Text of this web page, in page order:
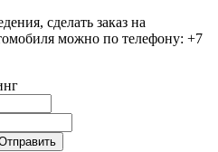
сделать заказ на
можно по телефону: +7